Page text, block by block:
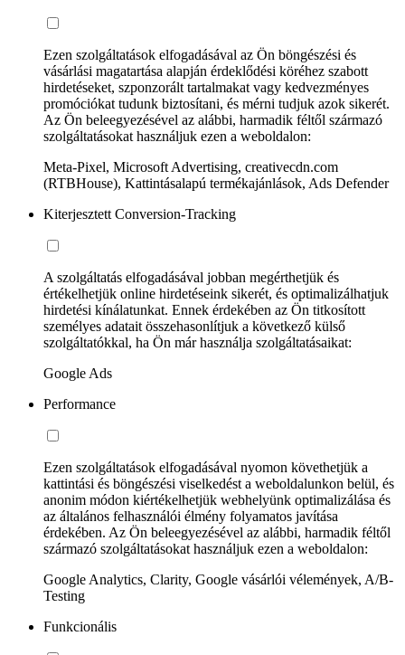
Ezen szolgáltatások elfogadásával az Ön böngészési és
vásárlási magatartása alapján érdeklődési köréhez szabott
hirdetéseket, szponzorált tartalmakat vagy kedvezményes
promóciókat tudunk biztosítani, és mérni tudjuk azok sikerét.
Az Ön beleegyezésével az alábbi, harmadik féltől származó
szolgáltatásokat használjuk ezen a weboldalon:
Meta-Pixel, Microsoft Advertising, creativecdn.com
(RTBHouse), Kattintásalapú termékajánlások, Ads Defender
Kiterjesztett Conversion-Tracking
A szolgáltatás elfogadásával jobban megérthetjük és
értékelhetjük online hirdetéseink sikerét, és optimalizálhatjuk
hirdetési kínálatunkat. Ennek érdekében az Ön titkosított
személyes adatait összehasonlítjuk a következő külső
szolgáltatókkal, ha Ön már használja szolgáltatásaikat:
Google Ads
Performance
Ezen szolgáltatások elfogadásával nyomon követhetjük a
kattintási és böngészési viselkedést a weboldalunkon belül, és
anonim módon kiértékelhetjük webhelyünk optimalizálása és
az általános felhasználói élmény folyamatos javítása
érdekében. Az Ön beleegyezésével az alábbi, harmadik féltől
származó szolgáltatásokat használjuk ezen a weboldalon:
Google Analytics, Clarity, Google vásárlói vélemények, A/B-
Testing
Funkcionális